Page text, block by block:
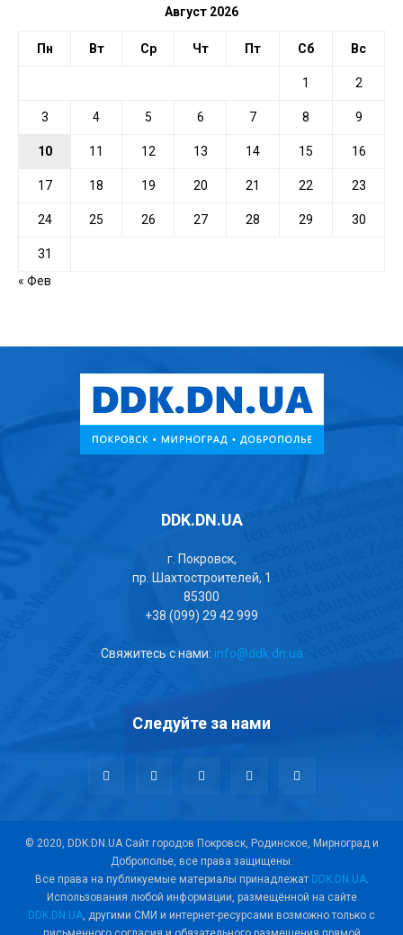
Август 2026
Пн Вт Ср Чт Пт Сб Вс
1 2
3 4 5 6 7 8 9
10 11 12 13 14 15 16
17 18 19 20 21 22 23
24 25 26 27 28 29 30
31
« Фев
DDK.DN.UA
г. Покровск,
пр. Шахтостроителей, 1
85300
+38 (099) 29 42 999
Свяжитесь с нами: info@ddk.dn.ua
Следуйте за нами
© 2020, DDK.DN.UA Сайт городов Покровск, Родинское, Мирноград и
Доброполье, все права защищены.
Все права на публикуемые материалы принадлежат DDK.DN.UA.
Использования любой информации, размещённой на сайте
DDK.DN.UA, другими СМИ и интернет-ресурсами возможно только с